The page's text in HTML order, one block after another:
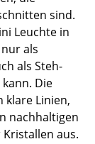
sind.
Leuchte in
als
als Steh-
Die
klare Linien,
nachhaltigen
aus.